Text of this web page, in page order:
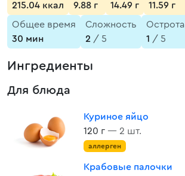
215.04 ккал
9.88 г
14.49 г
11.59 г
Общее время
30 мин
Сложность
2 / 5
Острота
1 / 5
Ингредиенты
Для блюда
Куриное яйцо
120 г — 2 шт.
аллерген
Крабовые палочки